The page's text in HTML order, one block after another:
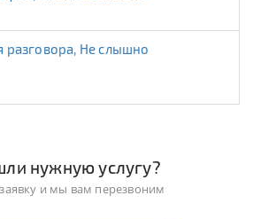
Не слышно
нужную услугу?
и мы вам перезвоним